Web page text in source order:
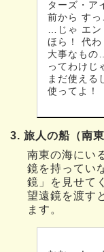
ターズ・ア
前から す
…じゃ エン
ほら！ 代
大事なもの
ってわけじ
まだ使える
使ってよ！
3. 旅人の船（南東
南東の海にい
鏡を持ってい
鏡」を見せて
望遠鏡を渡す
ます。